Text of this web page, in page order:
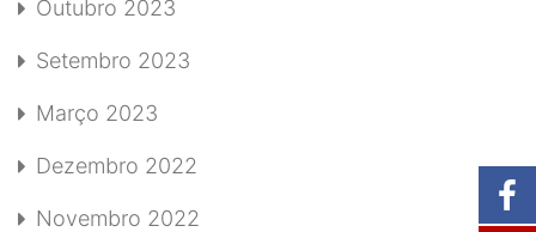
Outubro 2023
Setembro 2023
Março 2023
Dezembro 2022
Novembro 2022